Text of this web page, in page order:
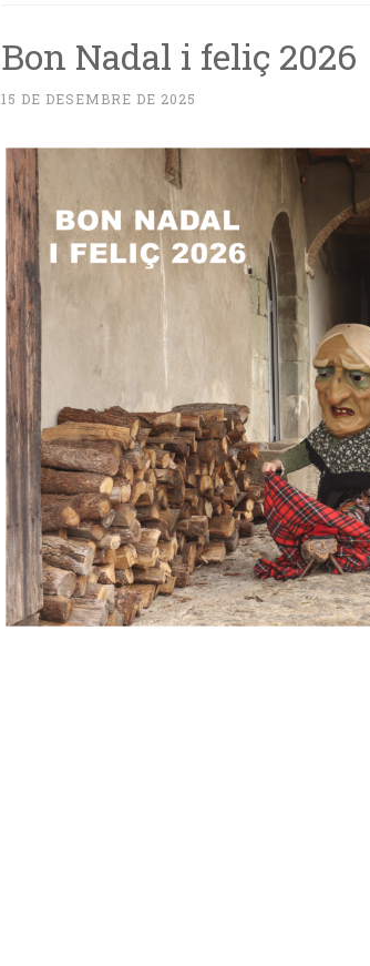
Bon Nadal i feliç 2026
15 DE DESEMBRE DE 2025